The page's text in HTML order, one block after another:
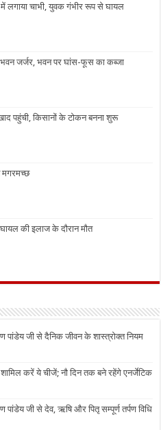
लगाया चाभी, युवक गंभीर रूप से घायल
जर्जर, भवन पर घांस-फूस का कब्जा
पहुंची, किसानों के टोकन बनना शुरू
मगरमच्छ
की इलाज के दौरान मौत
पांडेय जी से दैनिक जीवन के शास्त्रोक्त नियम
शामिल करें ये चीजें; नौ दिन तक बने रहेंगे एनर्जेटिक
पांडेय जी से देव, ऋषि और पितृ सम्पूर्ण तर्पण विधि